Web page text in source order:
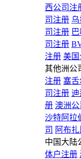
西公司注
司注册
司注册
司注册
注册 美
其他洲公
注册 塞
司注册 迪
册 澳洲
沙特阿拉
司 阿布
中国大陆
体户注册